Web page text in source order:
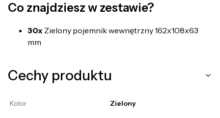
Co znajdziesz w zestawie?
30x Zielony pojemnik wewnętrzny 162x108x63
mm
Cechy produktu
Kolor
Zielony